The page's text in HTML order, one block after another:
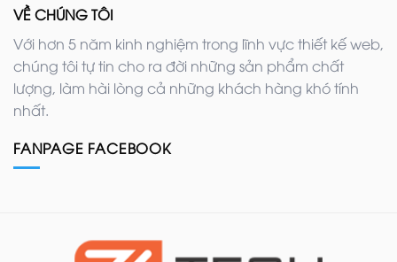
VỀ CHÚNG TÔI
Với hơn 5 năm kinh nghiệm trong lĩnh vực thiết kế web,
chúng tôi tự tin cho ra đời những sản phẩm chất
lượng, làm hài lòng cả những khách hàng khó tính
nhất.
FANPAGE FACEBOOK